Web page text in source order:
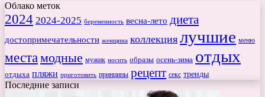
Облако меток
2024 2024-2025 беременность весна-лето диета
достопримечательности женщина коллекция лучшие меню
места модные мужик носить образы осень-зима отдых
отдыха пляжи приготовить принципы рецепт секс тренды
Последние записи